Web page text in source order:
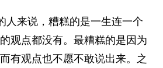
人来说，糟糕的是一生连一个
观点都没有。最糟糕的是因为
有观点也不愿不敢说出来。之